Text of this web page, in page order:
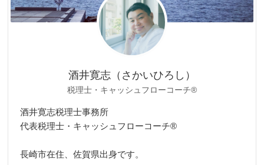
酒井寛志（さかいひろし）
税理士・キャッシュフローコーチ®
酒井寛志税理士事務所
代表税理士・キャッシュフローコーチ®
長崎市在住、佐賀県出身です。